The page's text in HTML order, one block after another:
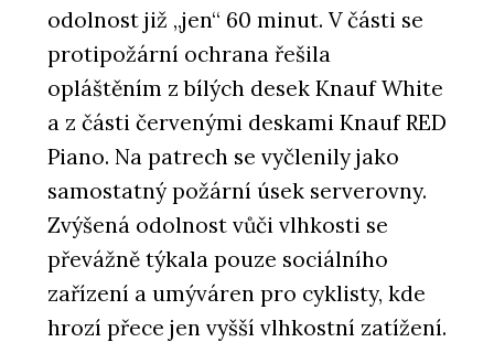
odolnost již „jen“ 60 minut. V části se
protipožární ochrana řešila
opláštěním z bílých desek Knauf White
a z části červenými deskami Knauf RED
Piano. Na patrech se vyčlenily jako
samostatný požární úsek serverovny.
Zvýšená odolnost vůči vlhkosti se
převážně týkala pouze sociálního
zařízení a umýváren pro cyklisty, kde
hrozí přece jen vyšší vlhkostní zatížení.